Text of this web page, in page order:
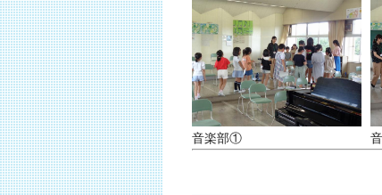
音楽部①